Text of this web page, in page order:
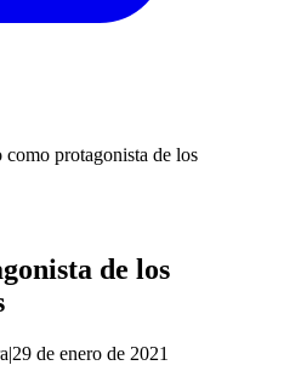
como protagonista de los
de los
|29 de enero de 2021